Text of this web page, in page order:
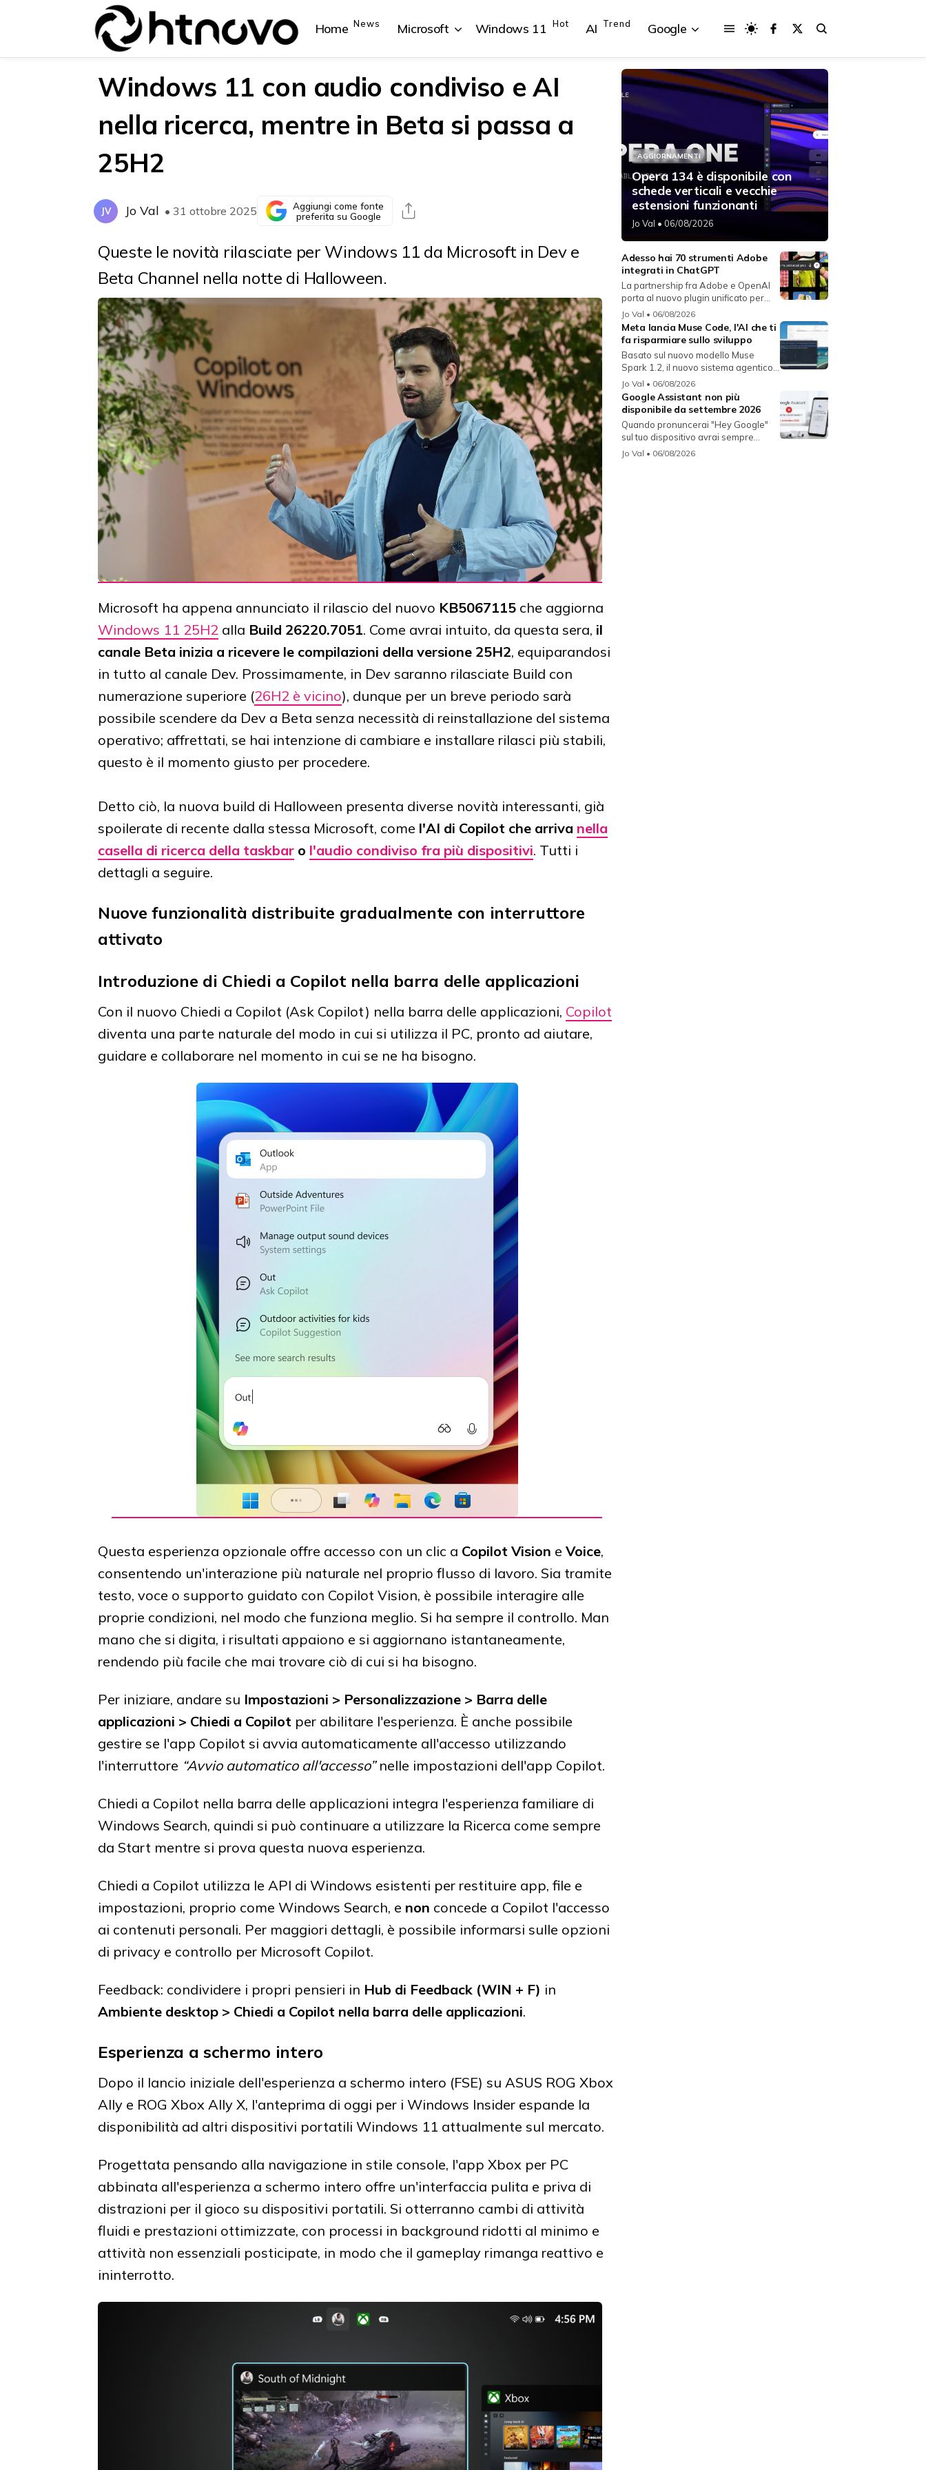
Home News Microsoft
{{POSTS[0].LABEL}}
{{posts[0].title}}
{{POSTS[1].LABEL}} {{POSTS[2].LABEL}} {{POSTS[3].LABEL}}
{{posts[3].title}}
Windows 11 Hot AI Trend Google
{{POSTS[0].LABEL}}
{{posts[0].title}}
{{POSTS[1].LABEL}} {{POSTS[2].LABEL}} {{POSTS[3].LABEL}}
{{posts[3].title}}
Windows 11 con audio condiviso e AI
nella ricerca, mentre in Beta si passa a
25H2
JV Jo Val • 31 ottobre 2025
Aggiungi come fonte
preferita su Google
Queste le novità rilasciate per Windows 11 da Microsoft in Dev e
Beta Channel nella notte di Halloween.
Microsoft ha appena annunciato il rilascio del nuovo KB5067115 che aggiorna
Windows 11 25H2 alla Build 26220.7051. Come avrai intuito, da questa sera, il
canale Beta inizia a ricevere le compilazioni della versione 25H2, equiparandosi
in tutto al canale Dev. Prossimamente, in Dev saranno rilasciate Build con
numerazione superiore (26H2 è vicino), dunque per un breve periodo sarà
possibile scendere da Dev a Beta senza necessità di reinstallazione del sistema
operativo; affrettati, se hai intenzione di cambiare e installare rilasci più stabili,
questo è il momento giusto per procedere.
Detto ciò, la nuova build di Halloween presenta diverse novità interessanti, già
spoilerate di recente dalla stessa Microsoft, come l'AI di Copilot che arriva nella
casella di ricerca della taskbar o l'audio condiviso fra più dispositivi. Tutti i
dettagli a seguire.
Nuove funzionalità distribuite gradualmente con interruttore
attivato
Introduzione di Chiedi a Copilot nella barra delle applicazioni
Con il nuovo Chiedi a Copilot (Ask Copilot) nella barra delle applicazioni, Copilot
diventa una parte naturale del modo in cui si utilizza il PC, pronto ad aiutare,
guidare e collaborare nel momento in cui se ne ha bisogno.
Questa esperienza opzionale offre accesso con un clic a Copilot Vision e Voice,
consentendo un'interazione più naturale nel proprio flusso di lavoro. Sia tramite
testo, voce o supporto guidato con Copilot Vision, è possibile interagire alle
proprie condizioni, nel modo che funziona meglio. Si ha sempre il controllo. Man
mano che si digita, i risultati appaiono e si aggiornano istantaneamente,
rendendo più facile che mai trovare ciò di cui si ha bisogno.
Per iniziare, andare su Impostazioni > Personalizzazione > Barra delle
applicazioni > Chiedi a Copilot per abilitare l'esperienza. È anche possibile
gestire se l'app Copilot si avvia automaticamente all'accesso utilizzando
l'interruttore “Avvio automatico all'accesso”nelle impostazioni dell'app Copilot.
Chiedi a Copilot nella barra delle applicazioni integra l'esperienza familiare di
Windows Search, quindi si può continuare a utilizzare la Ricerca come sempre
da Start mentre si prova questa nuova esperienza.
Chiedi a Copilot utilizza le API di Windows esistenti per restituire app, file e
impostazioni, proprio come Windows Search, e non concede a Copilot l'accesso
ai contenuti personali. Per maggiori dettagli, è possibile informarsi sulle opzioni
di privacy e controllo per Microsoft Copilot.
Feedback: condividere i propri pensieri in Hub di Feedback (WIN + F) in
Ambiente desktop > Chiedi a Copilot nella barra delle applicazioni.
Esperienza a schermo intero
Dopo il lancio iniziale dell'esperienza a schermo intero (FSE) su ASUS ROG Xbox
Ally e ROG Xbox Ally X, l'anteprima di oggi per i Windows Insider espande la
disponibilità ad altri dispositivi portatili Windows 11 attualmente sul mercato.
Progettata pensando alla navigazione in stile console, l'app Xbox per PC
abbinata all'esperienza a schermo intero offre un'interfaccia pulita e priva di
distrazioni per il gioco su dispositivi portatili. Si otterranno cambi di attività
fluidi e prestazioni ottimizzate, con processi in background ridotti al minimo e
attività non essenziali posticipate, in modo che il gameplay rimanga reattivo e
ininterrotto.
AGGIORNAMENTI
Opera 134 è disponibile con
schede verticali e vecchie
estensioni funzionanti
Jo Val • 06/08/2026
Adesso hai 70 strumenti Adobe
integrati in ChatGPT
La partnership fra Adobe e OpenAI
porta al nuovo plugin unificato per...
Jo Val • 06/08/2026
Meta lancia Muse Code, l'AI che ti
fa risparmiare sullo sviluppo
Basato sul nuovo modello Muse
Spark 1.2, il nuovo sistema agentico
fun...
Jo Val • 06/08/2026
Google Assistant non più
disponibile da settembre 2026
Quando pronuncerai "Hey Google"
sul tuo dispositivo avrai sempre
Gemin...
Jo Val • 06/08/2026